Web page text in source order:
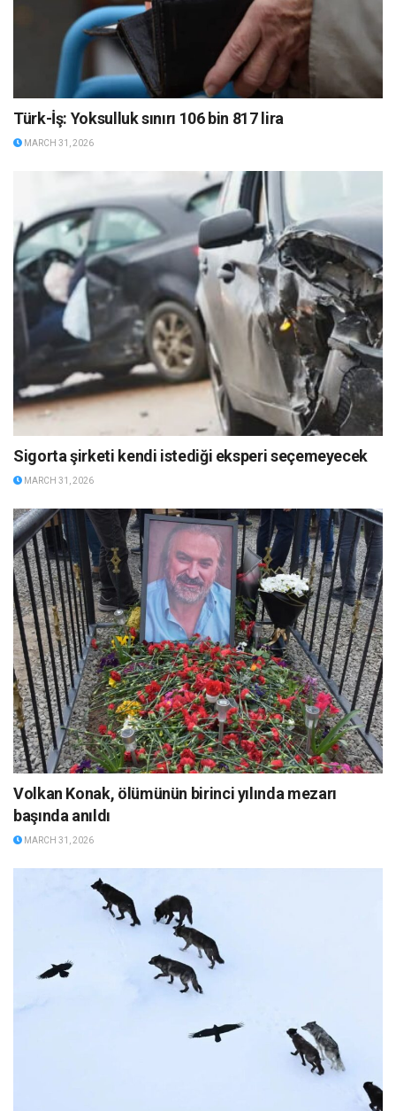
Türk-İş: Yoksulluk sınırı 106 bin 817 lira
MARCH 31, 2026
Sigorta şirketi kendi istediği eksperi seçemeyecek
MARCH 31, 2026
Volkan Konak, ölümünün birinci yılında mezarı
başında anıldı
MARCH 31, 2026